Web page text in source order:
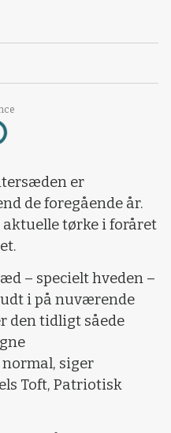
er
de foregående år.
tørke i foråret
– specielt hveden –
i på nuværende
den tidligt såede
siger
Toft, Patriotisk